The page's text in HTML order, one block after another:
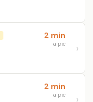
2 min
a pie
2 min
a pie